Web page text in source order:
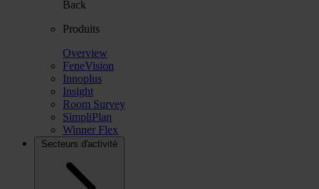
Back
Produits
Overview
FeneVision
Innoplus
Insight
Room Survey
SimpliPlan
Winner Flex
Secteurs d'activité